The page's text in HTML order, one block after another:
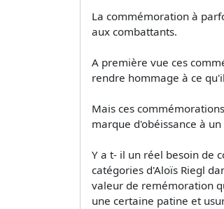
La commémoration à
aux combattants.
A première vue ces
rendre hommage à ce
Mais ces
marque d'obéissance à un
Y a t- il un réel besoin de
catégories d'Aloïs Riegl
valeur de remémoration
une certaine patine et